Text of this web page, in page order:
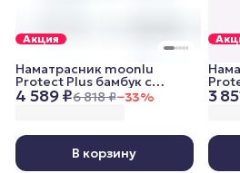
Акция
4 589 ₽6 818 ₽−33%
Наматрасник moonlu
Protect Plus бамбук c
бортом, 200x200 cм
В корзину
3
по